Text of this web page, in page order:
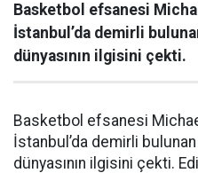
Basketbol efsanesi
İstanbul’da demirli
dünyasının ilgisini çekti.
Basketbol efsanesi
İstanbul’da demirli
dünyasının ilgisini çekti.